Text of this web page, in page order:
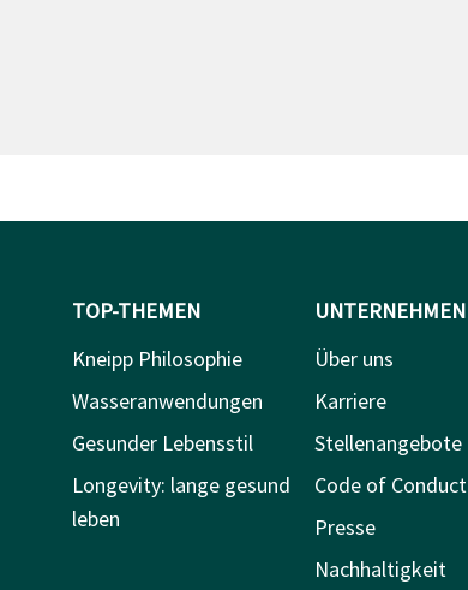
TOP-THEMEN
Kneipp Philosophie
Wasseranwendungen
Gesunder Lebensstil
Longevity: lange gesund
leben
UNTERNEHMEN
Über uns
Karriere
Stellenangebote
Code of Conduct
Presse
Nachhaltigkeit